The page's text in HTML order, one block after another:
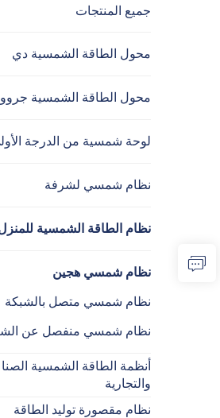
جميع المنتجات
محول الطاقة الشمسية دي
محول الطاقة الشمسية
لوحة شمسية من الدرجة
نظام شمسي لشرفة
نظام الطاقة الشمسية
نظام شمسي هجين
نظام شمسي متصل بالشبكة
نظام شمسي منفصل عن
أنظمة الطاقة الشمسية
والتجارية
نظام مقصورة توليد الطاقة